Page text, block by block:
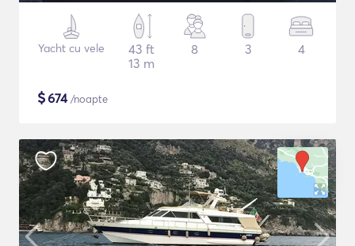
Yacht cu vele
43 ft
13 m
8 3 4
$674/noapte